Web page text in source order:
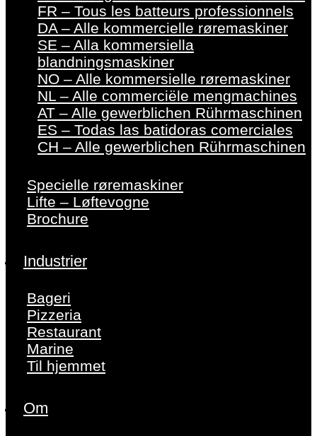
FR – Tous les batteurs professionnels
DA – Alle kommercielle røremaskiner
SE – Alla kommersiella
blandningsmaskiner
NO – Alle kommersielle røremaskiner
NL – Alle commerciële mengmachines
AT – Alle gewerblichen Rührmaschinen
ES – Todas las batidoras comerciales
CH – Alle gewerblichen Rührmaschinen
Specielle røremaskiner
Lifte – Løftevogne
Brochure
Industrier
Bageri
Pizzeria
Restaurant
Marine
Til hjemmet
Om